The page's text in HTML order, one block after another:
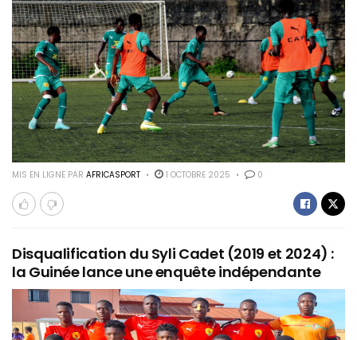
MIS EN LIGNE PAR AFRICASPORT 1 OCTOBRE 2025 0
Disqualification du Syli Cadet (2019 et 2024) :
la Guinée lance une enquête indépendante